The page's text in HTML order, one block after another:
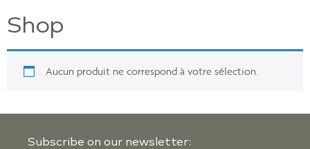
Shop
Aucun produit ne correspond à votre sélection.
Subscribe on our newsletter: